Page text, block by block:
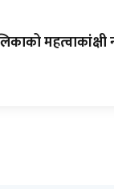
महत्वाकांक्षी